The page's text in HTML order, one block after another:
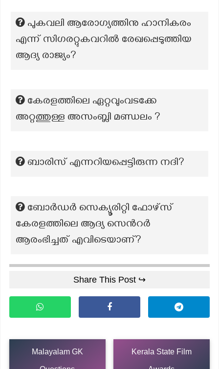
പുകവലി ആരോഗ്യത്തിനു ഹാനികരം
എന്ന് സിഗരറ്റുകവറിൽ രേഖപ്പെടുത്തിയ
ആദ്യ രാജ്യം?
കേരളത്തിലെ ഏറ്റവുംവടക്കേ
അറ്റത്തുള്ള അസംബ്ലി മണ്ഡലം ?
ബാരിസ് എന്നറിയപ്പെട്ടിരുന്ന നദി?
ബോർഡർ സെക്യൂരിറ്റി ഫോഴ്സ്
കേരളത്തിലെ ആദ്യ സെൻറർ
ആരംഭിച്ചത് എവിടെയാണ്?
Share This Post ↪
Malayalam GK Kerala State Film